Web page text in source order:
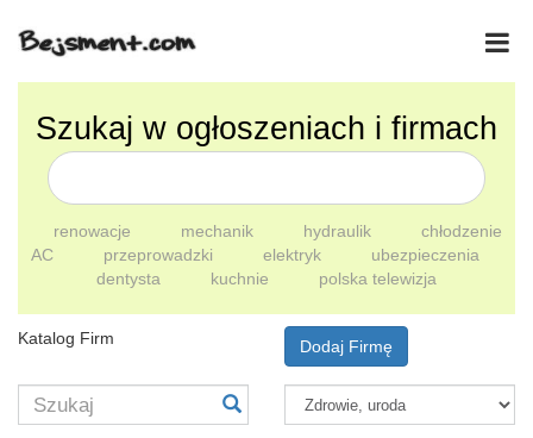
Szukaj w ogłoszeniach i firmach
renowacje mechanik hydraulik
chłodzenie
AC
przeprowadzki elektryk
ubezpieczenia
dentysta
kuchnie polska telewizja
Katalog Firm Dodaj Firmę